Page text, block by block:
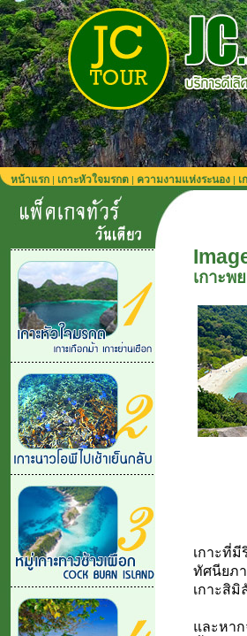
หน้าแรก | เกาะหัวใจมรกต | ความงามแห่งระนอง | เ
เกาะพ
เกาะที่
ทัศนียภา
เกาะสิมิ
และหา